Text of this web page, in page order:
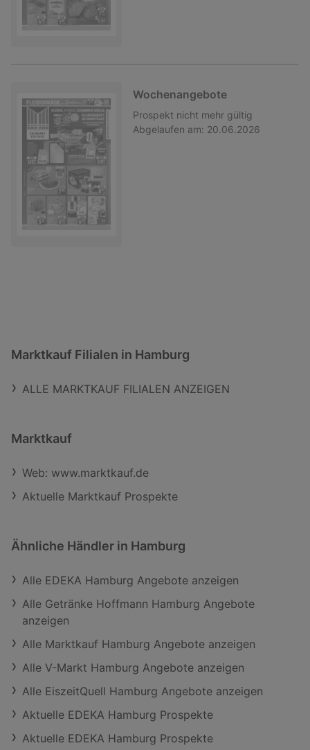
Wochenangebote
Prospekt nicht mehr gültig
Abgelaufen am: 20.06.2026
Marktkauf Filialen in Hamburg
ALLE MARKTKAUF FILIALEN ANZEIGEN
Marktkauf
Web: www.marktkauf.de
Aktuelle Marktkauf Prospekte
Ähnliche Händler in Hamburg
Alle EDEKA Hamburg Angebote anzeigen
Alle Getränke Hoffmann Hamburg Angebote
anzeigen
Alle Marktkauf Hamburg Angebote anzeigen
Alle V-Markt Hamburg Angebote anzeigen
Alle EiszeitQuell Hamburg Angebote anzeigen
Aktuelle EDEKA Hamburg Prospekte
Aktuelle EDEKA Hamburg Prospekte